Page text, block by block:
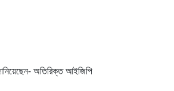
অতিরিক্ত আইজিপি